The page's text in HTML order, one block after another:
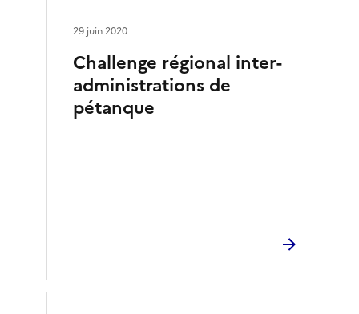
Challenge régional inter-
administrations de
pétanque
29 juin 2020